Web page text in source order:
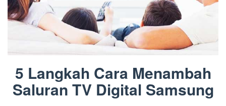
5 Langkah Cara Menambah
Saluran TV Digital Samsung